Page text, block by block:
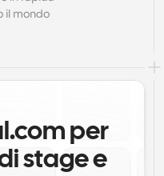
il mondo
per
stage e